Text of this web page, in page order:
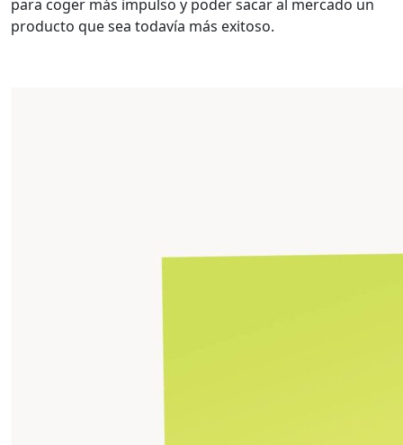
para coger más impulso y poder sacar al mercado un
producto que sea todavía más exitoso.